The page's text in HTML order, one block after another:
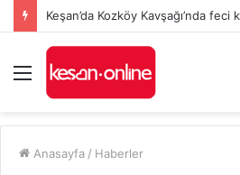
Keşan’da Kozköy Kavşağı’nda feci
Menü
Anasayfa / Haberler